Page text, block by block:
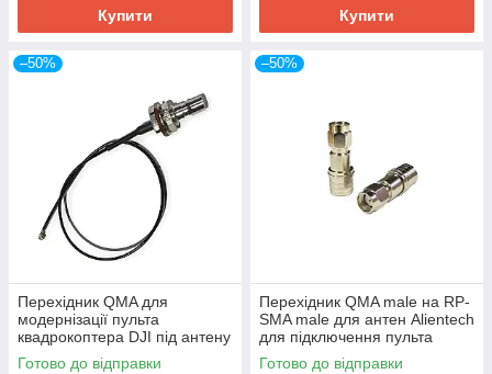
Купити Купити
–50%
Перехідник QMA для
модернізації пульта
квадрокоптера DJI під антену
Alientech 30 см
Готово до відправки
–50%
Перехідник QMA male на RP-
SMA male для антен Alientech
для підключення пульта
квадрокоптера DJI
Готово до відправки